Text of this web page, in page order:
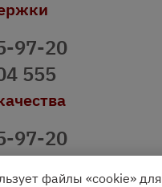
97-20
555
97-20
файлы «cookie» для